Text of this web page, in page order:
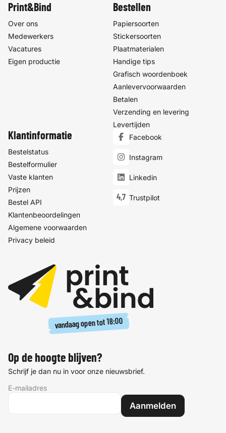
Print&Bind
Over ons
Medewerkers
Vacatures
Eigen productie
Bestellen
Papiersoorten
Stickersoorten
Plaatmaterialen
Handige tips
Grafisch woordenboek
Aanlevervoorwaarden
Betalen
Verzending en levering
Levertijden
Klantinformatie
Bestelstatus
Bestelformulier
Vaste klanten
Prijzen
Bestel API
Klantenbeoordelingen
Algemene voorwaarden
Privacy beleid
Facebook
Instagram
Linkedin
4,7 Trustpilot
vandaag open tot18:00
Op de hoogte blijven?
Schrijf je dan nu in voor onze nieuwsbrief.
E-mailadres
Aanmelden